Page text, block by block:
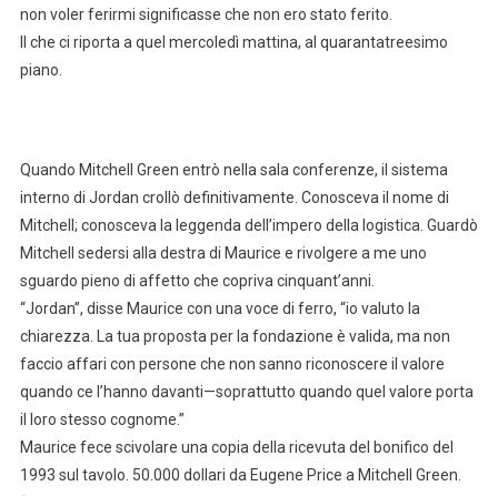
non voler ferirmi significasse che non ero stato ferito.
Il che ci riporta a quel mercoledì mattina, al quarantatreesimo
piano.
Quando Mitchell Green entrò nella sala conferenze, il sistema
interno di Jordan crollò definitivamente. Conosceva il nome di
Mitchell; conosceva la leggenda dell’impero della logistica. Guardò
Mitchell sedersi alla destra di Maurice e rivolgere a me uno
sguardo pieno di affetto che copriva cinquant’anni.
“Jordan”, disse Maurice con una voce di ferro, “io valuto la
chiarezza. La tua proposta per la fondazione è valida, ma non
faccio affari con persone che non sanno riconoscere il valore
quando ce l’hanno davanti—soprattutto quando quel valore porta
il loro stesso cognome.”
Maurice fece scivolare una copia della ricevuta del bonifico del
1993 sul tavolo. 50.000 dollari da Eugene Price a Mitchell Green.